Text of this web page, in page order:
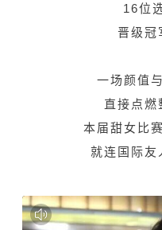
16位
晋级冠
一场颜值
直接点燃
本届甜女比
就连国际友